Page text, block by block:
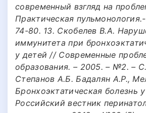
современный взгляд на
Практическая
74-80. 13. Скобелев В.А.
иммунитета при
у детей // Современные
образования. – 2005. – №2. –
Степанов А.Б. Бадалян А.Р.,
Бронхоэктатическая болезнь
Российский вестник